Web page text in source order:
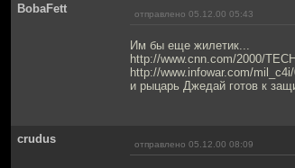
BobaFett отправлено 05.12.00 05:43
Им бы еще жилетик...
http://www.cnn.com/2000/
http://www.infowar.com/
и рыцарь Джедай готов к
crudus отправлено 05.12.00 08:09